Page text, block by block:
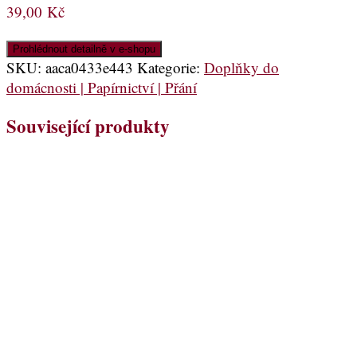
39,00 Kč
Prohlédnout detailně v e-shopu
SKU: aaca0433e443 Kategorie: Doplňky do
domácnosti | Papírnictví | Přání
Související produkty